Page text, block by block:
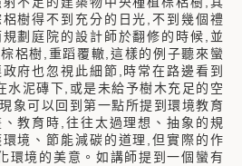
樹得不到充分的日光,不到幾個禮
劃庭院的設計師於翻修的時候,並
梠樹,重蹈覆轍,這樣的例子聽來蠻
府也忽視此細節,時常在路邊看到
水泥磚下,或是未給予樹木充足的空
象可以回到第一點所提到環境教育
教育時,往往太過理想、抽象的規
境、節能減碳的道理,但實際的作
環境的美意。如講師提到一個蠻有